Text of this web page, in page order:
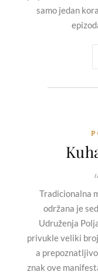
samo jedan
Tradicionalna
održana je
Udruženja
privukle veliki
a
znak ove